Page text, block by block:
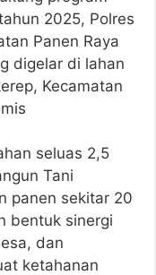
2025, Polres
Panen Raya
digelar di lahan
Kecamatan
seluas 2,5
Tani
panen sekitar 20
bentuk sinergi
dan
ketahanan